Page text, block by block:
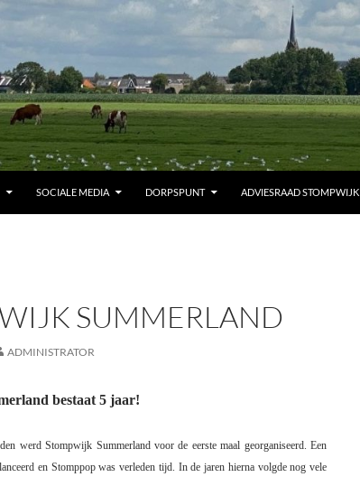
SOCIALE MEDIA DORPSPUNT ADVIESRAAD STOMPWIJK
SUMMERLAND
ADMINISTRATOR
bestaat 5 jaar!
werd Stompwijk Summerland voor de eerste maal georganiseerd. Een
en Stomppop was verleden tijd. In de jaren hierna volgde nog vele